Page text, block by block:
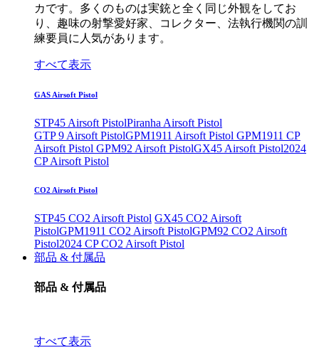
カです。多くのものは実銃と全く同じ外観をしてお
り、趣味の射撃愛好家、コレクター、法執行機関の訓
練要員に人気があります。
すべて表示
GAS Airsoft Pistol
STP45 Airsoft PistolPiranha Airsoft Pistol
GTP 9 Airsoft PistolGPM1911 Airsoft Pistol GPM1911 CP
Airsoft Pistol GPM92 Airsoft PistolGX45 Airsoft Pistol2024
CP Airsoft Pistol
CO2 Airsoft Pistol
STP45 CO2 Airsoft Pistol GX45 CO2 Airsoft
PistolGPM1911 CO2 Airsoft PistolGPM92 CO2 Airsoft
Pistol2024 CP CO2 Airsoft Pistol
部品 & 付属品
部品 & 付属品
すべて表示